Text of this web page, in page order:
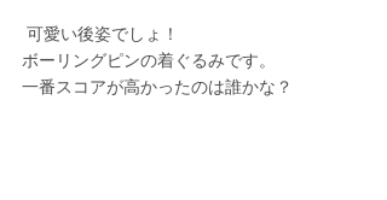
可愛い後姿でしょ！
ボーリングピンの着ぐるみです。
一番スコアが高かったのは誰かな？